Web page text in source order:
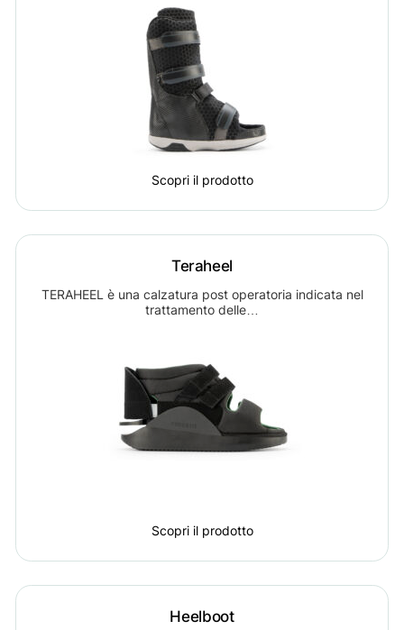
Scopri il prodotto
Teraheel
TERAHEEL è una calzatura post operatoria indicata nel
trattamento delle…
Scopri il prodotto
Heelboot